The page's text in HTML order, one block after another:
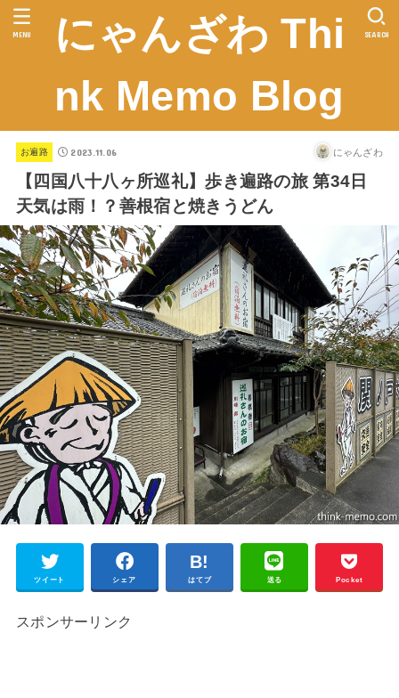
にゃんざわ Thi
nk Memo Blog
SEARCH
MENU
お遍路 2023.11.06 にゃんざわ
【四国八十八ヶ所巡礼】歩き遍路の旅 第34日
天気は雨！？善根宿と焼きうどん
ツイート シェア はてブ 送る Pocket
スポンサーリンク